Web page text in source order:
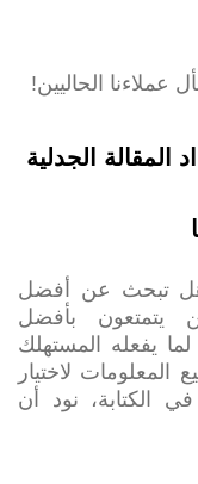
الحاليين!
الجدلية
هل تبحث عن أفضل
يتمتعون بأفضل
يفعله المستهلك
لاختيار
الكتابة، نود أن